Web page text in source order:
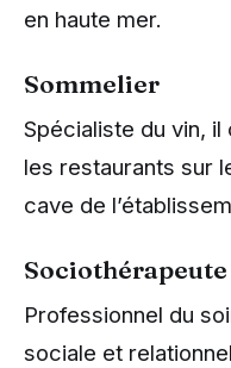
en haute mer.
Sommelier
Spécialiste du vin,
les restaurants sur
cave de
Sociothérapeute
Professionnel du
sociale et